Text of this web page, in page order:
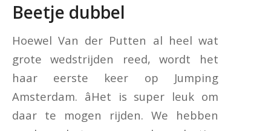
Beetje dubbel
Hoewel Van der Putten al heel wat
grote wedstrijden reed, wordt het
haar eerste keer op Jumping
Amsterdam. âHet is super leuk om
daar te mogen rijden. We hebben